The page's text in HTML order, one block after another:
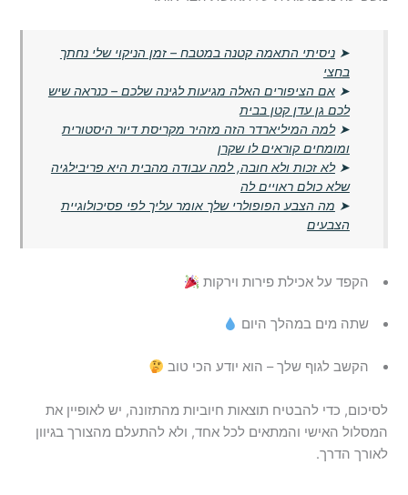
➤ניסיתי התאמה קטנה במטבח – זמן הניקוי שלי נחתך
בחצי
➤אם הציפורים האלה מגיעות לגינה שלכם – כנראה שיש
לכם גן עדן קטן בבית
➤למה המיליארדר הזה מזהיר מקריסת דיור היסטורית
ומומחים קוראים לו שקרן
➤לא זכות ולא חובה, למה עבודה מהבית היא פריבילגיה
שלא כולם ראויים לה
➤ מה הצבע הפופולרי שלך אומר עליך לפי פסיכולוגיית
הצבעים
הקפד על אכילת פירות וירקות
שתה מים במהלך היום
הקשב לגוף שלך – הוא יודע הכי טוב
לסיכום, כדי להבטיח תוצאות חיוביות מהתזונה, יש לאופיין את
המסלול האישי והמתאים לכל אחד, ולא להתעלם מהצורך בגיוון
לאורך הדרך.